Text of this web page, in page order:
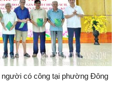
có công tại phường Đông